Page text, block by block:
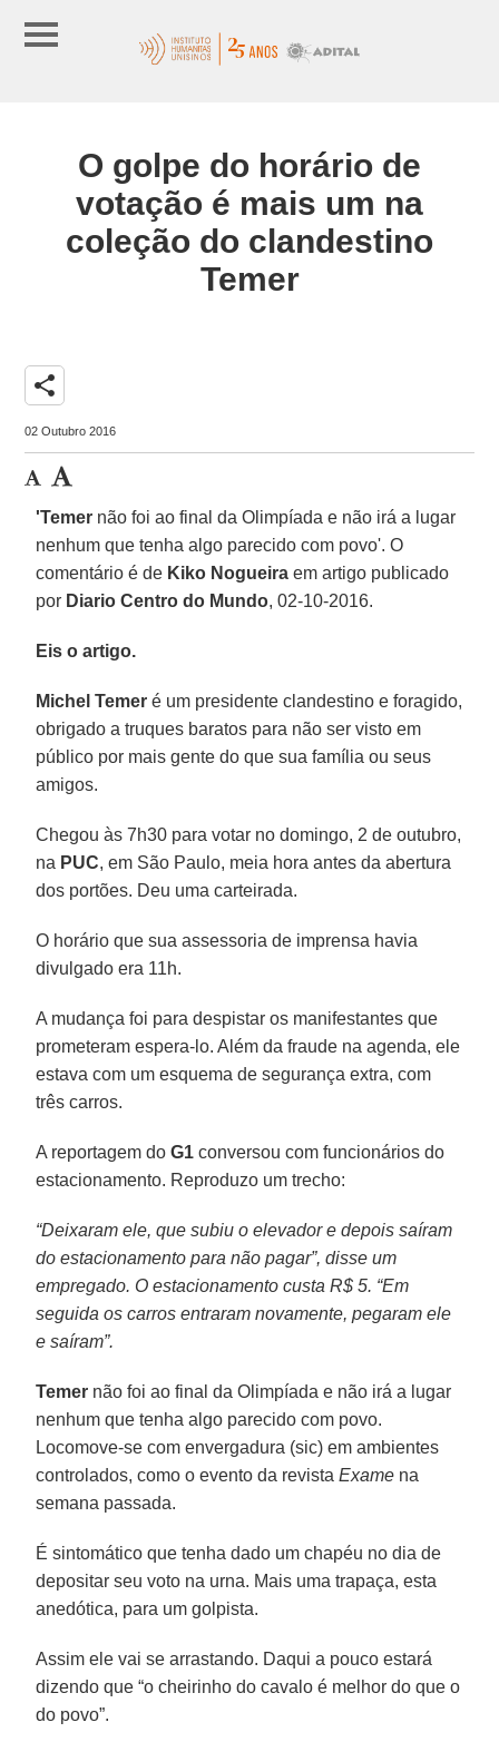
O golpe do horário de
votação é mais um na
coleção do clandestino
Temer
share
02 Outubro 2016
'Temer não foi ao final da Olimpíada e não irá a lugar
nenhum que tenha algo parecido com povo'. O
comentário é de Kiko Nogueiraem artigo publicado
por Diario Centro do Mundo, 02-10-2016.
Eis o artigo.
Michel Temer é um presidente clandestino e foragido,
obrigado a truques baratos para não ser visto em
público por mais gente do que sua família ou seus
amigos.
Chegou às 7h30 para votar no domingo, 2 de outubro,
na PUC, em São Paulo, meia hora antes da abertura
dos portões. Deu uma carteirada.
O horário que sua assessoria de imprensa havia
divulgado era 11h.
A mudança foi para despistar os manifestantes que
prometeram espera-lo. Além da fraude na agenda, ele
estava com um esquema de segurança extra, com
três carros.
A reportagem doG1 conversou com funcionários do
estacionamento. Reproduzo um trecho:
“Deixaram ele, que subiu o elevador e depois saíram
do estacionamento para não pagar”, disse um
empregado. O estacionamento custa R$ 5. “Em
seguida os carros entraram novamente, pegaram ele
e saíram”.
Temer não foi ao final da Olimpíada e não irá a lugar
nenhum que tenha algo parecido com povo.
Locomove-se com envergadura (sic) em ambientes
controlados, como o evento da revistaExame na
semana passada.
É sintomático que tenha dado um chapéu no dia de
depositar seu voto na urna. Mais uma trapaça, esta
anedótica, para um golpista.
Assim ele vai se arrastando. Daqui a pouco estará
dizendo que “o cheirinho do cavalo é melhor do que o
do povo”.